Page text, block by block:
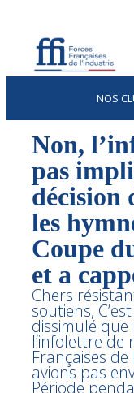
NOS
Non,
pas
décision
les
Coupe
et a
Chers
soutiens,
dissimulé
l’infolettre de
Françaises
avions pas
Période